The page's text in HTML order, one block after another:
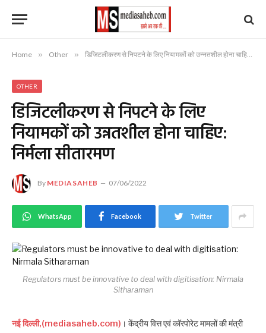
Home » Other » डिजिटलीकरण से निपटने के लिए नियामकों को उन्नतशील होना चाहिए: निर्मला सीतारमण
OTHER
डिजिटलीकरण से निपटने के लिए
नियामकों को उन्नतशील होना चाहिए:
निर्मला सीतारमण
By MEDIASAHEB 07/06/2022
WhatsApp Facebook Twitter
Regulators must be innovative to deal with digitisation: Nirmala
Sitharaman
नई दिल्ली,(mediasaheb.com) । केंद्रीय वित्त एवं कॉरपोरेट मामलों की मंत्री